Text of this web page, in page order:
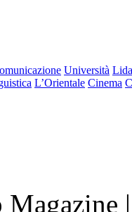
Università
L’Orientale Cinema